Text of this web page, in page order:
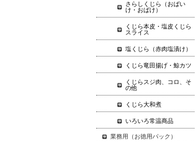
さらしくじら（おばい
け・おばけ）
くじら本皮・塩皮くじら
スライス
塩くじら（赤肉塩漬け）
くじら竜田揚げ・鯨カツ
くじらスジ肉、コロ、そ
の他
くじら大和煮
いろいろ常温商品
業務用（お徳用パック）